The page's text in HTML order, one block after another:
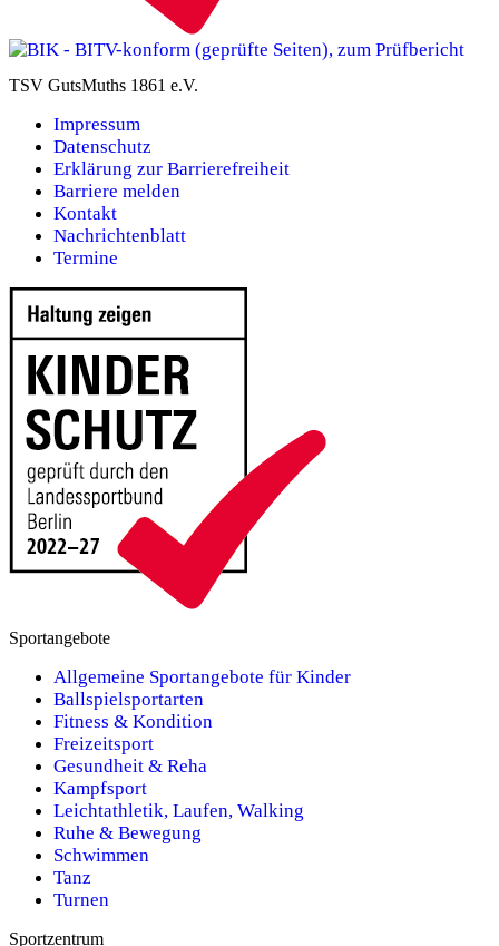
TSV GutsMuths 1861 e.V.
Impressum
Datenschutz
Erklärung zur Barrierefreiheit
Barriere melden
Kontakt
Nachrichtenblatt
Termine
Sportangebote
Allgemeine Sportangebote für Kinder
Ballspielsportarten
Fitness & Kondition
Freizeitsport
Gesundheit & Reha
Kampfsport
Leichtathletik, Laufen, Walking
Ruhe & Bewegung
Schwimmen
Tanz
Turnen
Sportzentrum